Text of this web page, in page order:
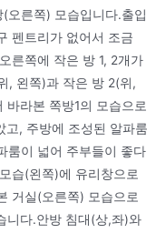
오른쪽) 모습입니다.출입
펜트리가 없어서 조금
른쪽에 작은 방 1, 2개가
, 왼쪽)과 작은 방 2(위,
라본 쪽방1의 모습으로
고, 주방에 조성된 알파룸
룸이 넓어 주부들이 좋다
습(왼쪽)에 유리창으로
거실(오른쪽) 모습으로
니다.안방 침대(상,좌)와